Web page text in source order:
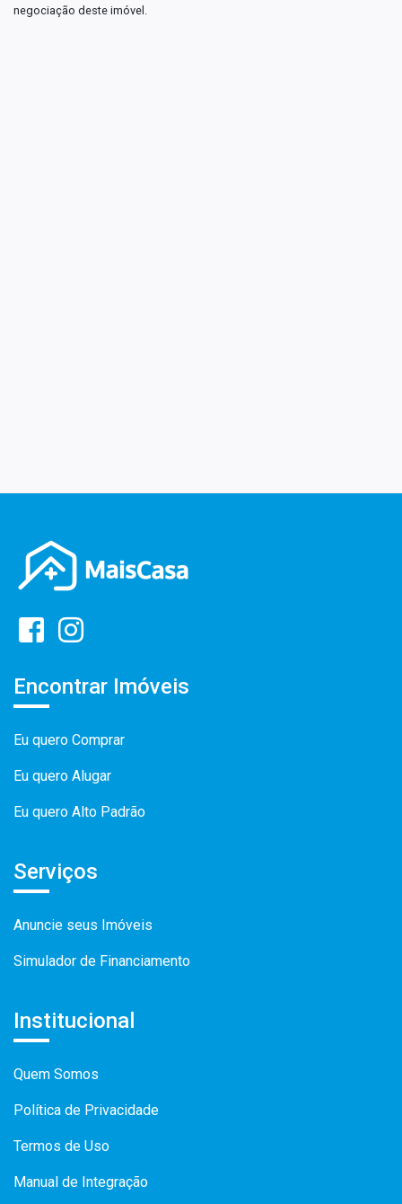
negociação deste imóvel.
Encontrar Imóveis
Eu quero Comprar
Eu quero Alugar
Eu quero Alto Padrão
Serviços
Anuncie seus Imóveis
Simulador de Financiamento
Institucional
Quem Somos
Política de Privacidade
Termos de Uso
Manual de Integração